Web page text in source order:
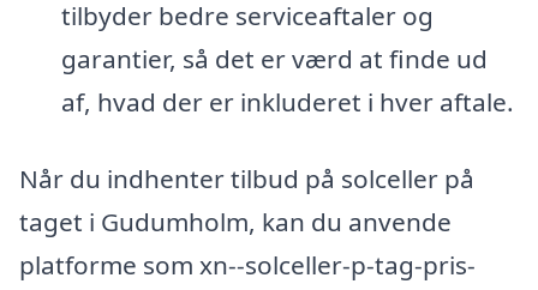
tilbyder bedre serviceaftaler og
garantier, så det er værd at finde ud
af, hvad der er inkluderet i hver aftale.
Når du indhenter tilbud på solceller på
taget i Gudumholm, kan du anvende
platforme som xn--solceller-p-tag-pris-